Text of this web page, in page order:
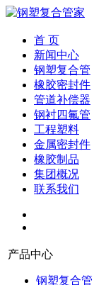
首 页
新闻中心
钢塑复合管
橡胶密封件
管道补偿器
钢衬四氟管
工程塑料
金属密封件
橡胶制品
集团概况
联系我们
产品中心
钢塑复合管